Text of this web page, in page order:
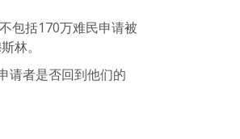
包括170万难民申请被
林。
请者是否回到他们的